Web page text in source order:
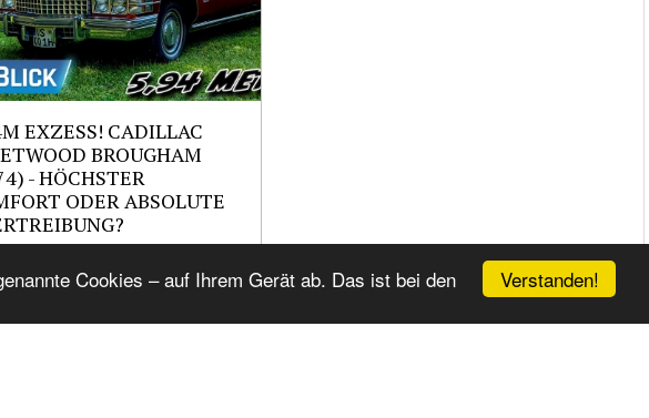
Verstanden!
Cookies – auf Ihrem Gerät ab. Das ist bei den
EXZESS! CADILLAC
BROUGHAM
- HÖCHSTER
ODER ABSOLUTE
1957,cj_CHR_,